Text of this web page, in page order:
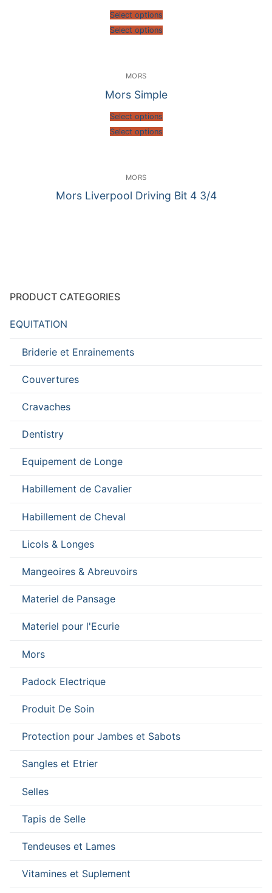
Select options
Select options
MORS
Mors Simple
Select options
Select options
MORS
Mors Liverpool Driving Bit 4 3/4
PRODUCT CATEGORIES
EQUITATION
Briderie et Enrainements
Couvertures
Cravaches
Dentistry
Equipement de Longe
Habillement de Cavalier
Habillement de Cheval
Licols & Longes
Mangeoires & Abreuvoirs
Materiel de Pansage
Materiel pour l'Ecurie
Mors
Padock Electrique
Produit De Soin
Protection pour Jambes et Sabots
Sangles et Etrier
Selles
Tapis de Selle
Tendeuses et Lames
Vitamines et Suplement